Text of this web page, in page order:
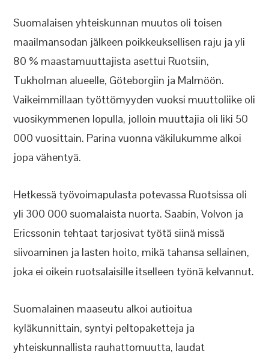
Suomalaisen yhteiskunnan muutos oli toisen
maailmansodan jälkeen poikkeuksellisen raju ja yli
80 % maastamuuttajista asettui Ruotsiin,
Tukholman alueelle, Göteborgiin ja Malmöön.
Vaikeimmillaan työttömyyden vuoksi muuttoliike oli
vuosikymmenen lopulla, jolloin muuttajia oli liki 50
000 vuosittain. Parina vuonna väkilukumme alkoi
jopa vähentyä.
Hetkessä työvoimapulasta potevassa Ruotsissa oli
yli 300 000 suomalaista nuorta. Saabin, Volvon ja
Ericssonin tehtaat tarjosivat työtä siinä missä
siivoaminen ja lasten hoito, mikä tahansa sellainen,
joka ei oikein ruotsalaisille itselleen työnä kelvannut.
Suomalainen maaseutu alkoi autioitua
kyläkunnittain, syntyi peltopaketteja ja
yhteiskunnallista rauhattomuutta, laudat